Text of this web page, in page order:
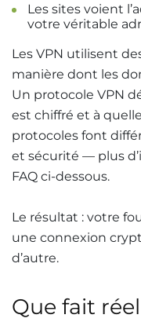
Les sites voient
votre véritable
Les VPN utilisent
manière dont les
Un protocole VPN
est chiffré et à
protocoles font
et sécurité — plus
FAQ ci-dessous.
Le résultat : votre
une connexion
d’autre.
Que fait